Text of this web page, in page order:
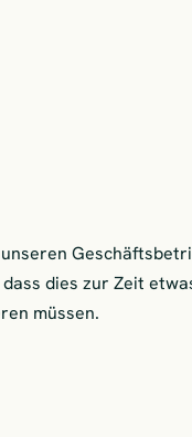
dies zur Zeit
müssen.